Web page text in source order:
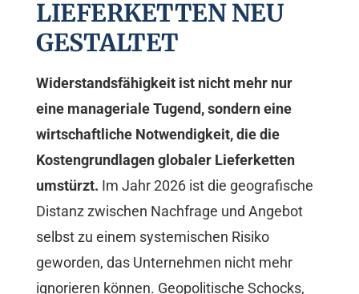
LIEFERKETTEN NEU
GESTALTET
Widerstandsfähigkeit ist nicht mehr nur
eine manageriale Tugend, sondern eine
wirtschaftliche Notwendigkeit, die die
Kostengrundlagen globaler Lieferketten
umstürzt. Im Jahr 2026 ist die geografische
Distanz zwischen Nachfrage und Angebot
selbst zu einem systemischen Risiko
geworden, das Unternehmen nicht mehr
ignorieren können. Geopolitische Schocks,